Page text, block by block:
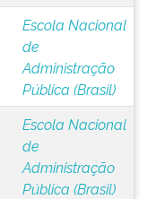
Escola Nacional
de
Administração
Pública (Brasil)
Escola Nacional
de
Administração
Pública (Brasil)